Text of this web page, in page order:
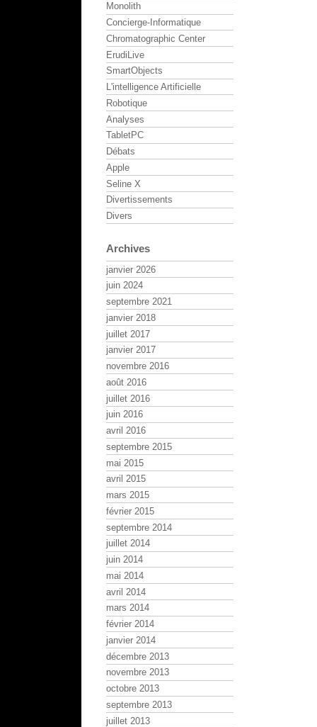
Monolith
Concierge-Informatique
Chromatographic Center
ErudiLive
SmartObjects
L'intelligence Artificielle
Robotique
Analyses
TabletPC
Débats
Apple
Seline X
Divertissements
Divers
Archives
janvier 2026
juin 2024
septembre 2021
janvier 2018
juillet 2017
janvier 2017
novembre 2016
août 2016
juillet 2016
juin 2016
avril 2016
septembre 2015
mai 2015
avril 2015
mars 2015
février 2015
septembre 2014
juillet 2014
juin 2014
mai 2014
avril 2014
mars 2014
février 2014
janvier 2014
décembre 2013
novembre 2013
octobre 2013
septembre 2013
juillet 2013